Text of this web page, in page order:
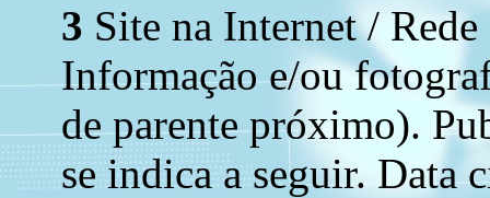
3 Site na Internet /
Informação e/ou
de parente próximo).
se indica a seguir. Data